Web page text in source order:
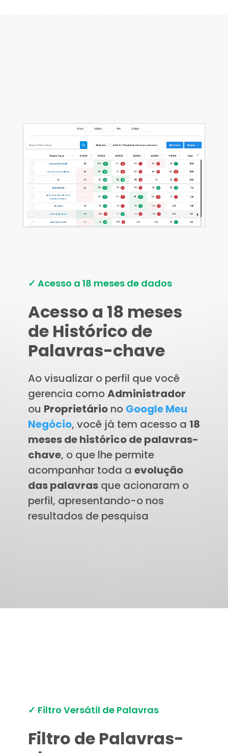
✓ Acesso a 18 meses de dados
Acesso a 18 meses
de Histórico de
Palavras-chave
Ao visualizar o perfil que você
gerencia comoAdministrador
ou Proprietáriono Google Meu
Negócio, você já tem acesso a 18
meses de histórico de palavras-
chave, o que lhe permite
acompanhar toda a evolução
das palavrasque acionaram o
perfil, apresentando-o nos
resultados de pesquisa
✓ Filtro Versátil de Palavras
Filtro de Palavras-